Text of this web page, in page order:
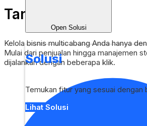
Open Solusi
Solusi
Temukan fitur yang sesuai dengan
Lihat Solusi
Tanpa Bimbang
Kelola bisnis multicabang Anda hanya
Mulai dari penjualan hingga manajemen
dijalankan dengan beberapa klik.